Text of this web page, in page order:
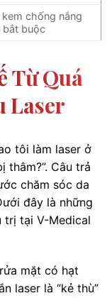
kem chống nắng
bắt buộc
Từ Quá
Laser
tôi làm laser ở
thâm?”. Câu trả
chăm sóc da
đây là những
trị tại V-Medical
mặt có hạt
laser là “kẻ thù”